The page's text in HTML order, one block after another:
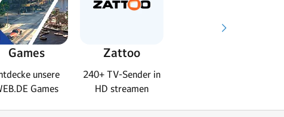
Games
unsere
Games
Zattoo
240+ TV-Sender in
HD streamen